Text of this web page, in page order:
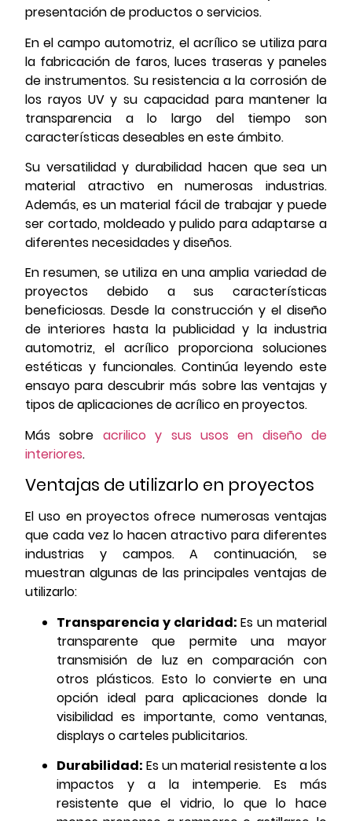
presentación de productos o servicios.
En el campo automotriz, el acrílico se utiliza para
la fabricación de faros, luces traseras y paneles
de instrumentos. Su resistencia a la corrosión de
los rayos UV y su capacidad para mantener la
transparencia a lo largo del tiempo son
características deseables en este ámbito.
Su versatilidad y durabilidad hacen que sea un
material atractivo en numerosas industrias.
Además, es un material fácil de trabajar y puede
ser cortado, moldeado y pulido para adaptarse a
diferentes necesidades y diseños.
En resumen, se utiliza en una amplia variedad de
proyectos debido a sus características
beneficiosas. Desde la construcción y el diseño
de interiores hasta la publicidad y la industria
automotriz, el acrílico proporciona soluciones
estéticas y funcionales. Continúa leyendo este
ensayo para descubrir más sobre las ventajas y
tipos de aplicaciones de acrílico en proyectos.
Más sobre acrilico y sus usos en diseño de
interiores.
Ventajas de utilizarlo en proyectos
El uso en proyectos ofrece numerosas ventajas
que cada vez lo hacen atractivo para diferentes
industrias y campos. A continuación, se
muestran algunas de las principales ventajas de
utilizarlo:
Transparencia y claridad: Es un material
transparente que permite una mayor
transmisión de luz en comparación con
otros plásticos. Esto lo convierte en una
opción ideal para aplicaciones donde la
visibilidad es importante, como ventanas,
displays o carteles publicitarios.
Durabilidad: Es un material resistente a los
impactos y a la intemperie. Es más
resistente que el vidrio, lo que lo hace